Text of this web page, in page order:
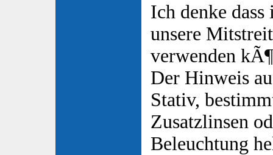
Ich denke dass
unsere
verwenden
Der Hinweis
Stativ,
Zusatzlinsen
Beleuchtung